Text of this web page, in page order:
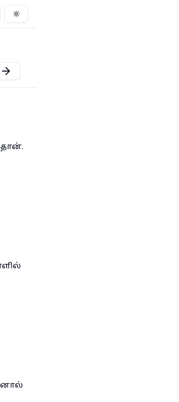
Toggle theme